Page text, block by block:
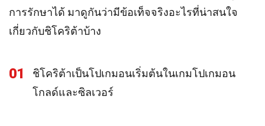
การรักษาได้ มาดูกันว่ามีข้อเท็จจริงอะไรที่น่าสนใจ
เกี่ยวกับชิโคริต้าบ้าง
01
ชิโคริต้าเป็นโปเกมอนเริ่มต้นในเกมโปเกมอน
โกลด์และซิลเวอร์